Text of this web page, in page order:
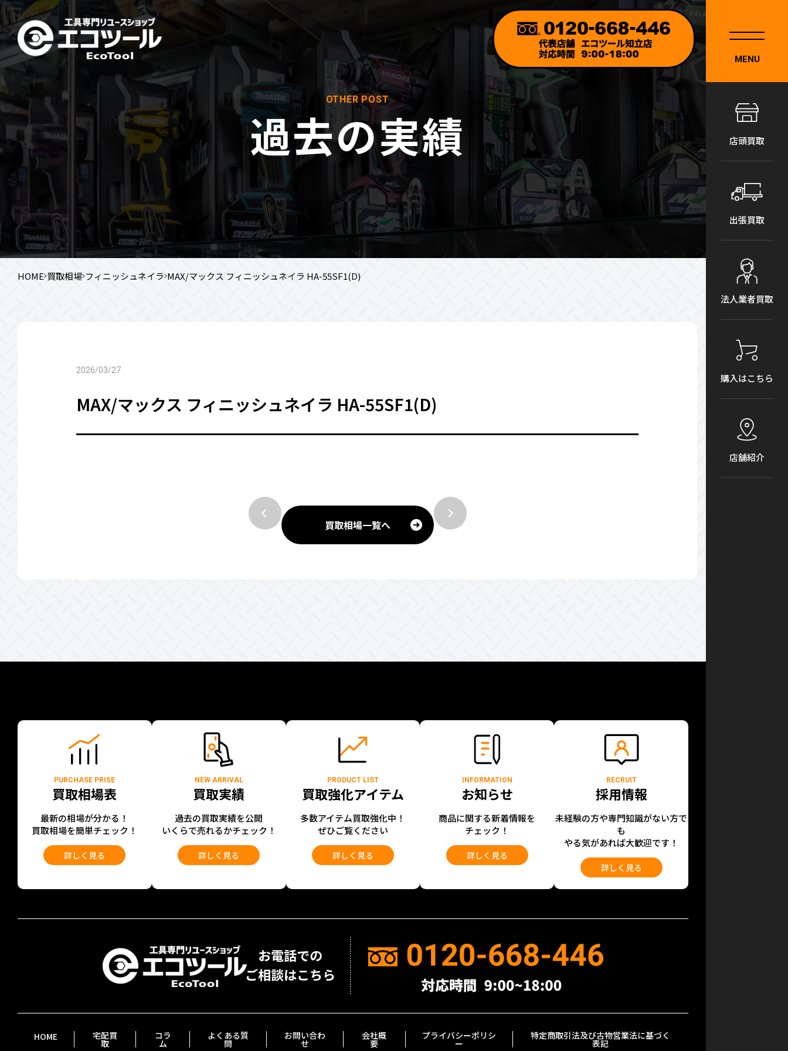
MENU
店頭買取
出張買取
法人業者買取
購入はこちら
店舗紹介
OTHER POST
過去の実績
HOME 買取相場 フィニッシュネイラ MAX/マックス フィニッシュネイラ HA-55SF1(D)
2026/03/27
MAX/マックス フィニッシュネイラ HA-55SF1(D)
買取相場一覧へ
PURCHASE PRISE
買取相場表
最新の相場が分かる！
買取相場を簡単チェック！
詳しく見る
NEW ARRIVAL
買取実績
過去の買取実績を公開
いくらで売れるかチェック！
詳しく見る
PRODUCT LIST
買取強化アイテム
多数アイテム買取強化中！
ぜひご覧ください
詳しく見る
INFORMATION
お知らせ
商品に関する新着情報を
チェック！
詳しく見る
RECRUIT
採用情報
未経験の方や専門知識がない方で
も
やる気があれば大歓迎です！
詳しく見る
HOME 宅配買
取
コラ
ム
よくある質
問
お問い合わ
せ
会社概
要
プライバシーポリシ
ー
特定商取引法及び古物営業法に基づく
表記